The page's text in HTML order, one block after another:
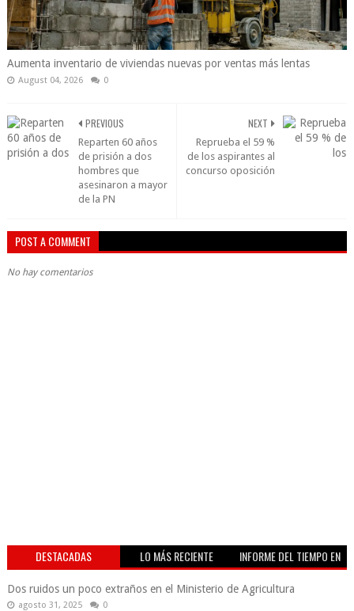
Aumenta inventario de viviendas nuevas por ventas más lentas
August 04, 2026 0
NEXT
Reprueba el 59 %
de los aspirantes al
concurso oposición
PREVIOUS
Reparten 60 años
de prisión a dos
hombres que
asesinaron a mayor
de la PN
POST A COMMENT
No hay comentarios
DESTACADAS LO MÁS RECIENTE
INFORME DEL TIEMPO EN
Dos ruidos un poco extraños en el Ministerio de Agricultura
agosto 31, 2025 0